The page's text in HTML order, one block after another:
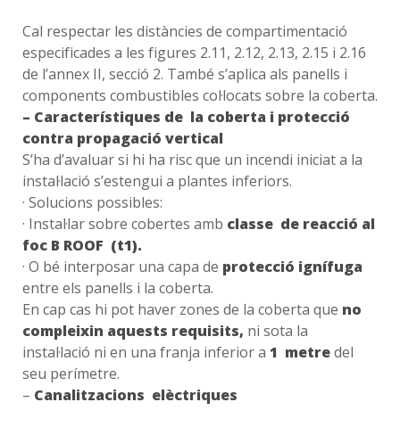
Cal respectar les distàncies de compartimentació
especificades a les figures 2.11, 2.12, 2.13, 2.15 i 2.16
de l’annex II, secció 2. També s’aplica als panells i
components combustibles col·locats sobre la coberta.
– Característiques de la coberta i protecció
contra propagació vertical
S’ha d’avaluar si hi ha risc que un incendi iniciat a la
instal·lació s’estengui a plantes inferiors.
· Solucions possibles:
· Instal·lar sobre cobertes amb classe de reacció al
foc B ROOF (t1).
· O bé interposar una capa de protecció ignífuga
entre els panells i la coberta.
En cap cas hi pot haver zones de la coberta que no
compleixin aquests requisits, ni sota la
instal·lació ni en una franja inferior a 1 metredel
seu perímetre.
– Canalitzacions elèctriques